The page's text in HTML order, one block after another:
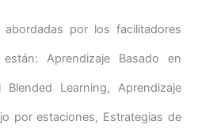
por los facilitadores
Aprendizaje Basado en
Blended Learning, Aprendizaje
por estaciones, Estrategias de